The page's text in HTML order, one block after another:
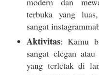
terbuka yang
sangat
Aktivitas: Kamu
sangat elegan
yang terletak di